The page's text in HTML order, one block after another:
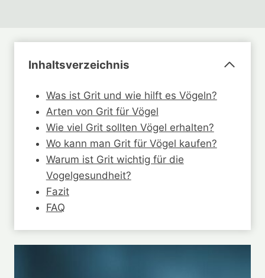
Inhaltsverzeichnis
Was ist Grit und wie hilft es Vögeln?
Arten von Grit für Vögel
Wie viel Grit sollten Vögel erhalten?
Wo kann man Grit für Vögel kaufen?
Warum ist Grit wichtig für die
Vogelgesundheit?
Fazit
FAQ